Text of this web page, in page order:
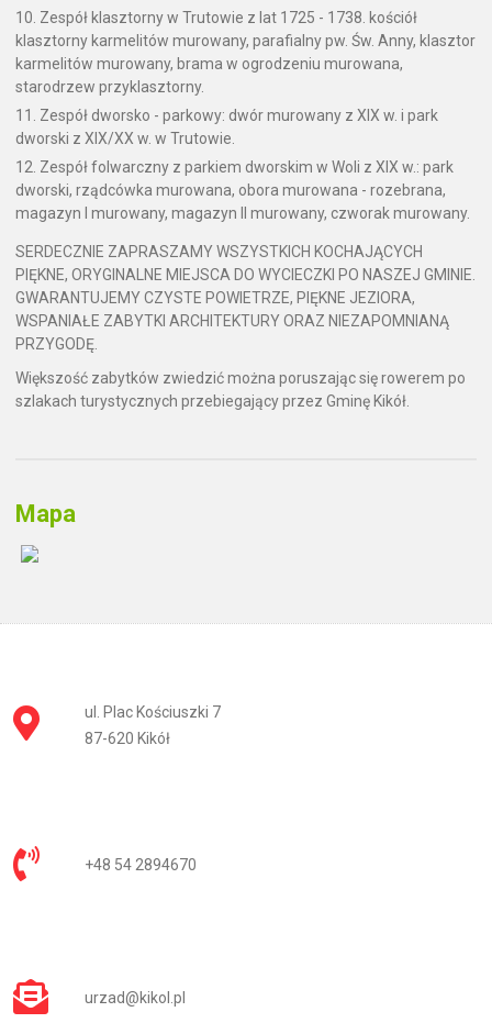
Zespół klasztorny w Trutowie z lat 1725 - 1738. kościół
klasztorny karmelitów murowany, parafialny pw. Św. Anny, klasztor
karmelitów murowany, brama w ogrodzeniu murowana,
starodrzew przyklasztorny.
Zespół dworsko - parkowy: dwór murowany z XIX w. i park
dworski z XIX/XX w. w Trutowie.
Zespół folwarczny z parkiem dworskim w Woli z XIX w.: park
dworski, rządcówka murowana, obora murowana - rozebrana,
magazyn I murowany, magazyn II murowany, czworak murowany.
SERDECZNIE ZAPRASZAMY WSZYSTKICH KOCHAJĄCYCH
PIĘKNE, ORYGINALNE MIEJSCA DO WYCIECZKI PO NASZEJ GMINIE.
GWARANTUJEMY CZYSTE POWIETRZE, PIĘKNE JEZIORA,
WSPANIAŁE ZABYTKI ARCHITEKTURY ORAZ NIEZAPOMNIANĄ
PRZYGODĘ.
Większość zabytków zwiedzić można poruszając się rowerem po
szlakach turystycznych przebiegający przez Gminę Kikół.
Mapa
ul. Plac Kościuszki 7
87-620 Kikół
+48 54 2894670
urzad@kikol.pl